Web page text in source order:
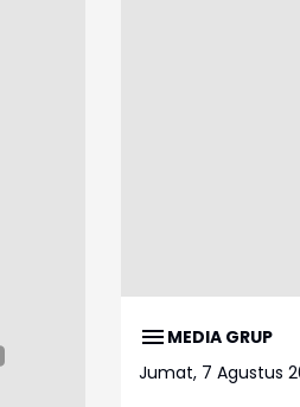
MEDIA GRUP
Jumat, 7 Agustus